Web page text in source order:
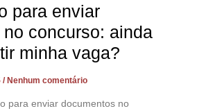
para enviar
concurso: ainda
minha vaga?
Nenhum comentário
para enviar documentos no